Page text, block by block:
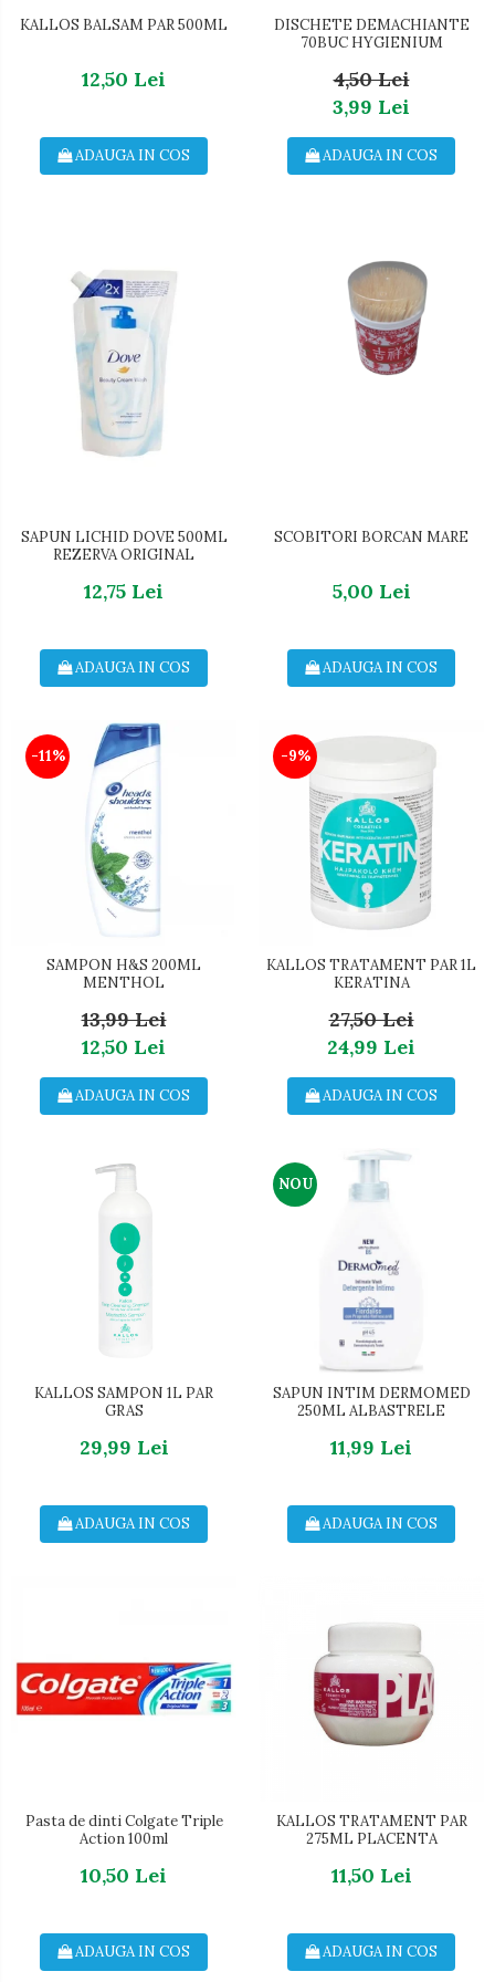
Dezinfectant Suprafete
Covor & Tapiterie
Inox
Crema de Ras
Spuma de Ras
Produse de Ten
Demachiant
KALLOS BALSAM PAR 500ML
12,50 Lei
ADAUGA IN COS
DISCHETE DEMACHIANTE
70BUC HYGIENIUM
4,50 Lei
3,99 Lei
ADAUGA IN COS
SAPUN LICHID DOVE 500ML
REZERVA ORIGINAL
12,75 Lei
ADAUGA IN COS
SCOBITORI BORCAN MARE
5,00 Lei
ADAUGA IN COS
-11%
SAMPON H&S 200ML
MENTHOL
13,99 Lei
12,50 Lei
ADAUGA IN COS
-9%
KALLOS TRATAMENT PAR 1L
KERATINA
27,50 Lei
24,99 Lei
ADAUGA IN COS
KALLOS SAMPON 1L PAR
GRAS
29,99 Lei
ADAUGA IN COS
NOU
SAPUN INTIM DERMOMED
250ML ALBASTRELE
11,99 Lei
ADAUGA IN COS
Pasta de dinti Colgate Triple
Action 100ml
10,50 Lei
ADAUGA IN COS
KALLOS TRATAMENT PAR
275ML PLACENTA
11,50 Lei
ADAUGA IN COS